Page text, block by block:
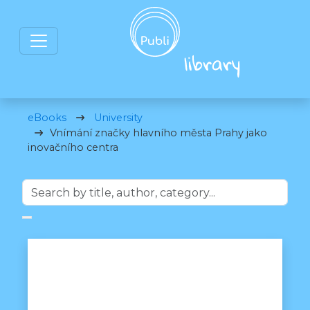
eBooks
University
Vnímání značky hlavního města Prahy jako
inovačního centra